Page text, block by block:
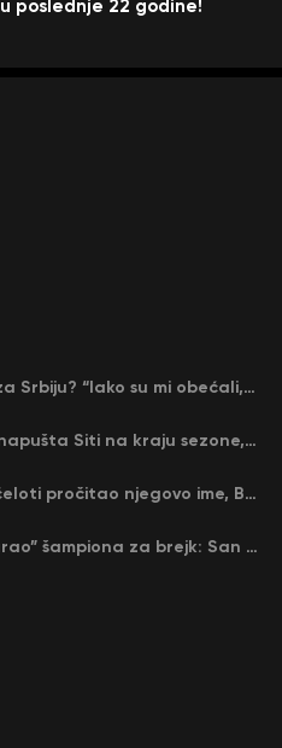
poslednje 22 godine!
Zašto Rade Krunić ne igra za Srbiju? “Iako su mi obećali, niko me nije zvao…”
Kraj jedne ere – Gvardiola napušta Siti na kraju sezone, menja ga njegov nekadašnji rival
Nejmar ide na Mundijal: Anćeloti pročitao njegovo ime, Brazil u delirijumu (VIDEO)
Strašni Vembanjama “izudarao” šampiona za brejk: San Antonio poveo protiv Oklahome